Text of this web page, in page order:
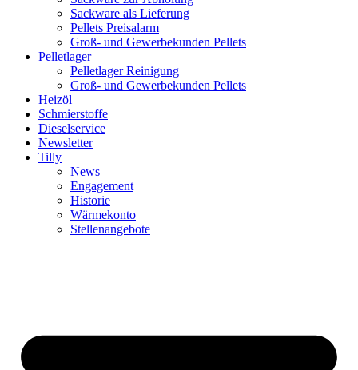
Sackware als Lieferung
Pellets Preisalarm
Groß- und Gewerbekunden Pellets
Pelletlager
Pelletlager Reinigung
Groß- und Gewerbekunden Pellets
Heizöl
Schmierstoffe
Dieselservice
Newsletter
Tilly
News
Engagement
Historie
Wärmekonto
Stellenangebote